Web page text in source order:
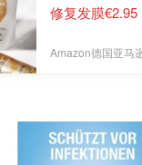
修复发膜€2.95
Amazon德国亚马